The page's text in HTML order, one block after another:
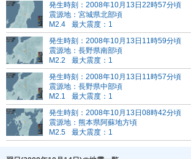
発生時刻：2008年10月13日22時57分頃
震源地：宮城県北部頃
M2.4
最大震度：1
発生時刻：2008年10月13日11時59分頃
震源地：長野県南部頃
M2.2
最大震度：1
発生時刻：2008年10月13日11時57分頃
震源地：長野県中部頃
M2.1
最大震度：1
発生時刻：2008年10月13日08時42分頃
震源地：熊本県阿蘇地方頃
M2.5
最大震度：1